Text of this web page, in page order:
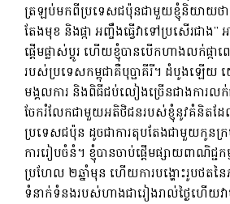
ត្រឡប់មកពីប្រទេសជប៉ុនជាមួយខ្ញុំនិយាយថា
តែងមុខ និងផ្កា អញ្ចឹងធ្វើវាទៅប្រសើរជាង”
ផ្តើមផ្លាស់ប្តូរ ហើយខ្ញុំបានបើកហាងលក់ផ្
របស់ប្រទេសកម្ពុជាគឺបុប្ផាគីរី។ ដំបូង​ឡើយ
មង្គលការ និង​ពិធី​ជប់លៀង​ច្រើន​ជាង​ការ​លក់​
ចែករំលែកជាមួយអតិថិជនរបស់ខ្ញុំនូវគំនិតដែ
ប្រទេសជប៉ុន ដូចជាការតុបតែងជាមួយកូន
ការរៀបចំនំ។ ខ្ញុំបានចាប់ផ្តើមផ្សាយពាណិជ្
ប្រហែល ២ឆ្នាំមុន ហើយការបង្ហោះរូបថតន
ទំនាក់ទំនងរបស់ហាងជារៀងរាល់ថ្ងៃហើយវា